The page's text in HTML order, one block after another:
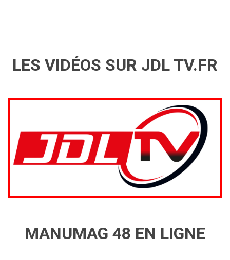
LES VIDÉOS SUR JDL TV.FR
MANUMAG 48 EN LIGNE